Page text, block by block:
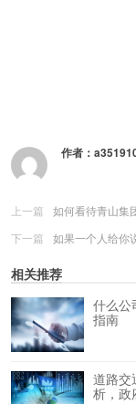
作者：
上一篇
如何看待青山集
下一篇
如果一个人给你
相关推荐
什么公
指南
道路交
析，政